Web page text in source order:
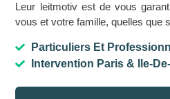
Leur leitmotiv est de vous
vous et votre famille, quelles que
Particuliers Et
Intervention Paris & Ile-